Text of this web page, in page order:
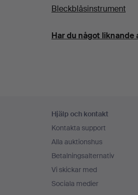
Bleckblåsinstrument
Har du något liknande
Hjälp och kontakt
Kontakta support
Alla auktionshus
Betalningsalternativ
Vi skickar med
Sociala medier